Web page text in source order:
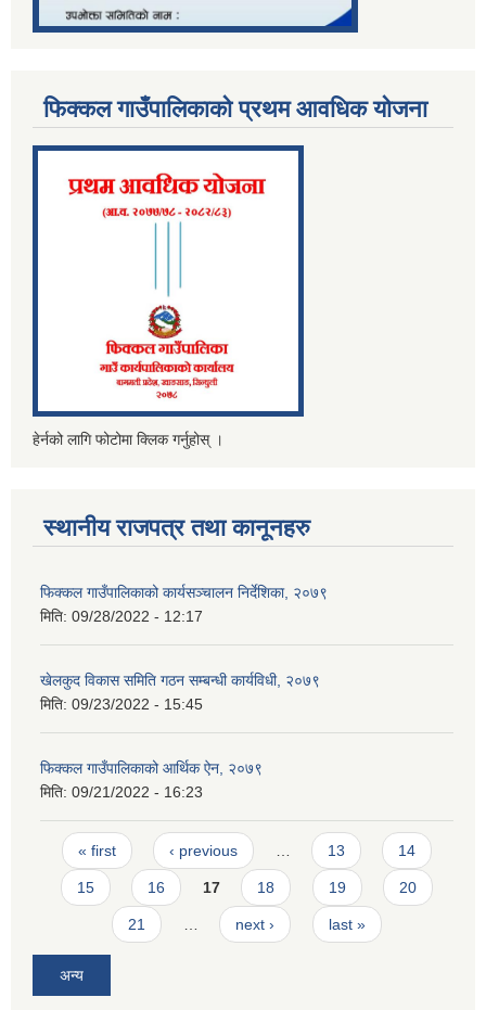
फिक्कल गाउँपालिकाको प्रथम आवधिक योजना
हेर्नको लागि फोटोमा क्लिक गर्नुहोस् ।
स्थानीय राजपत्र तथा कानूनहरु
फिक्कल गाउँपालिकाको कार्यसञ्चालन निर्देशिका, २०७९
मिति: 09/28/2022 - 12:17
खेलकुद विकास समिति गठन सम्बन्धी कार्यविधी, २०७९
मिति: 09/23/2022 - 15:45
फिक्कल गाउँपालिकाको आर्थिक ऐन, २०७९
मिति: 09/21/2022 - 16:23
Pages
« first ‹ previous … 13 14
15 16 17 18 19 20
21 … next › last »
अन्य